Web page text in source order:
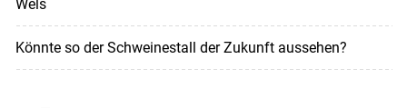
Wels
Könnte so der Schweinestall der Zukunft aussehen?